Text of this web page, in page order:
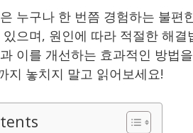
누구나 한 번쯤 경험하는 불편
으며, 원인에 따라 적절한 해
이를 개선하는 효과적인 방법
지 놓치지 말고 읽어보세요!